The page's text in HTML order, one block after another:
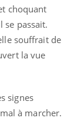
choquant
se passait.
souffrait de
la vue
signes
à marcher.